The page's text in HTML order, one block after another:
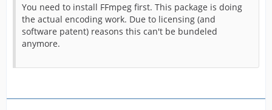
You need to install FFmpeg first. This package is doing
the actual encoding work. Due to licensing (and
software patent) reasons this can't be bundeled
anymore.